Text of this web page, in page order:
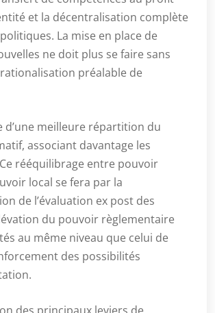
et la décentralisation complète
La mise en place de
ne doit plus se faire sans
préalable de
d’une meilleure répartition du
associant davantage les
rééquilibrage entre pouvoir
local se fera par la
de l’évaluation ex post des
du pouvoir règlementaire
au même niveau que celui de
des possibilités